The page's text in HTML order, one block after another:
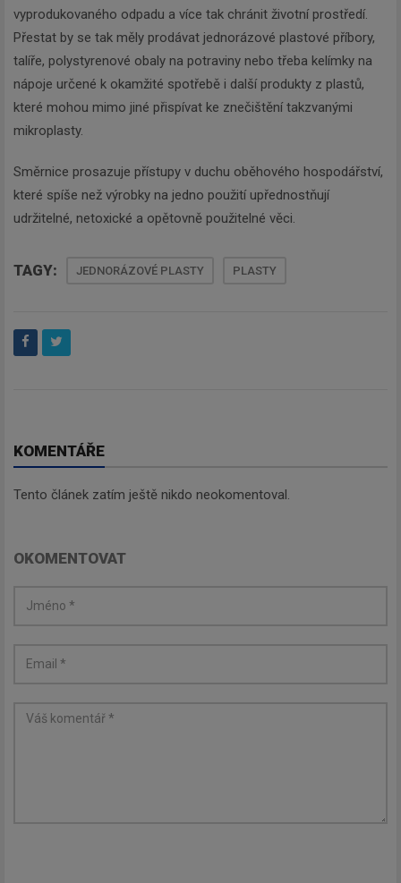
vyprodukovaného odpadu a více tak chránit životní prostředí.
Přestat by se tak měly prodávat jednorázové plastové příbory,
talíře, polystyrenové obaly na potraviny nebo třeba kelímky na
nápoje určené k okamžité spotřebě i další produkty z plastů,
které mohou mimo jiné přispívat ke znečištění takzvanými
mikroplasty.
Směrnice prosazuje přístupy v duchu oběhového hospodářství,
které spíše než výrobky na jedno použití upřednostňují
udržitelné, netoxické a opětovně použitelné věci.
TAGY: JEDNORÁZOVÉ PLASTY PLASTY
KOMENTÁŘE
Tento článek zatím ještě nikdo neokomentoval.
OKOMENTOVAT